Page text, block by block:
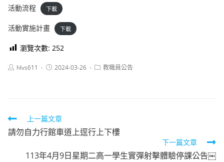
活動流程 下載
活動實施計畫 下載
瀏覽次數: 252
Posthlvs611
Post2024-03-26
Post教職員公告
Read
more
articles
上一篇文章
請勿自力行館車道上逕行上下樓
下一篇文章
113年4月9日星期二高一學生實彈射擊體驗停課公告￼